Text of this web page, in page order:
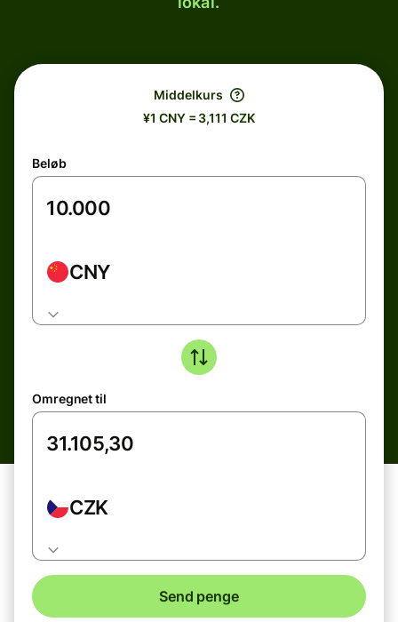
Middelkurs
¥1 CNY = 3,111 CZK
Beløb
CNY
Omregnet til
CZK
Send penge